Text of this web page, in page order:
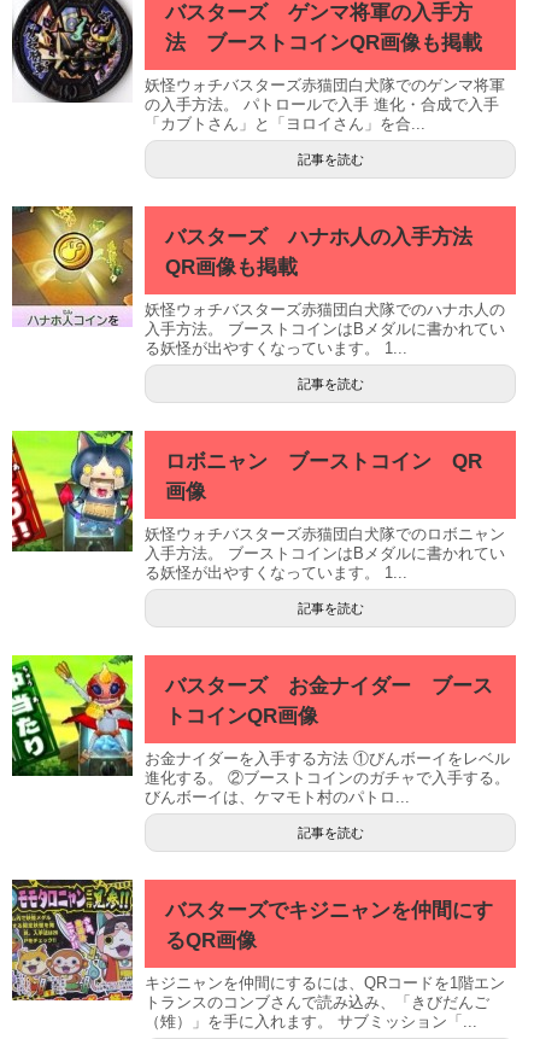
バスターズ ゲンマ将軍の入手方
法 ブーストコインQR画像も掲載
妖怪ウォチバスターズ赤猫団白犬隊でのゲンマ将軍
の入手方法。 パトロールで入手 進化・合成で入手
「カブトさん」と「ヨロイさん」を合...
記事を読む
バスターズ ハナホ人の入手方法
QR画像も掲載
妖怪ウォチバスターズ赤猫団白犬隊でのハナホ人の
入手方法。 ブーストコインはBメダルに書かれてい
る妖怪が出やすくなっています。 1...
記事を読む
ロボニャン ブーストコイン QR
画像
妖怪ウォチバスターズ赤猫団白犬隊でのロボニャン
入手方法。 ブーストコインはBメダルに書かれてい
る妖怪が出やすくなっています。 1...
記事を読む
バスターズ お金ナイダー ブース
トコインQR画像
お金ナイダーを入手する方法 ①びんボーイをレベル
進化する。 ②ブーストコインのガチャで入手する。
びんボーイは、ケマモト村のパトロ...
記事を読む
バスターズでキジニャンを仲間にす
るQR画像
キジニャンを仲間にするには、QRコードを1階エン
トランスのコンブさんで読み込み、「きびだんご
（雉）」を手に入れます。 サブミッション「...